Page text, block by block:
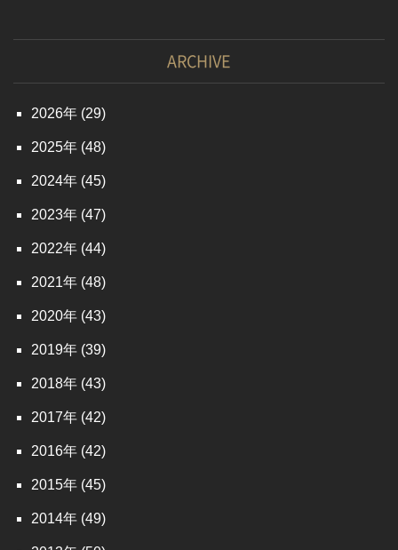
ARCHIVE
2026 (29)
2025 (48)
2024 (45)
2023 (47)
2022 (44)
2021 (48)
2020 (43)
2019 (39)
2018 (43)
2017 (42)
2016 (42)
2015 (45)
2014 (49)